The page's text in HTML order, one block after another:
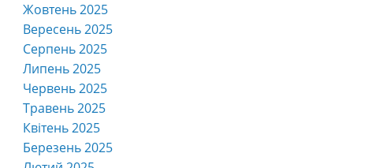
Жовтень 2025
Вересень 2025
Серпень 2025
Липень 2025
Червень 2025
Травень 2025
Квітень 2025
Березень 2025